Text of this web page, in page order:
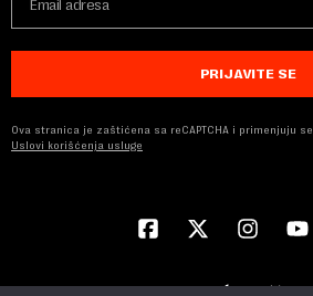
PRIJAVITE SE
Ova stranica je zaštićena sa reCAPTCHA i primenjuju se
Uslovi korišćenja usluge